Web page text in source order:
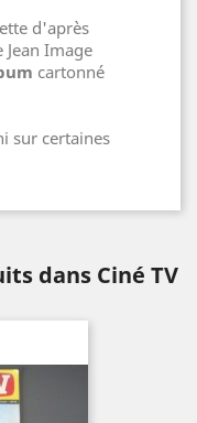
d'après
Image
cartonné
sur certaines
dans Ciné TV